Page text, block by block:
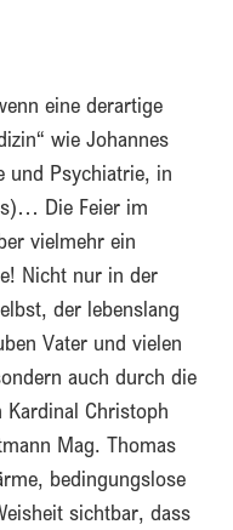
eine derartige
wie Johannes
und Psychiatrie, in
Die Feier im
vielmehr ein
Nicht nur in der
der lebenslang
Vater und vielen
auch durch die
Kardinal Christoph
Mag. Thomas
bedingungslose
sichtbar, dass